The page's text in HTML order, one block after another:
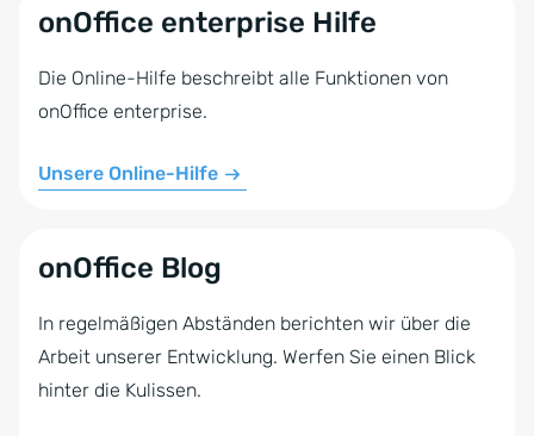
onOffice enterprise Hilfe
Die Online-Hilfe beschreibt alle Funktionen von
onOffice enterprise.
Unsere Online-Hilfe
onOffice Blog
In regelmäßigen Abständen berichten wir über die
Arbeit unserer Entwicklung. Werfen Sie einen Blick
hinter die Kulissen.